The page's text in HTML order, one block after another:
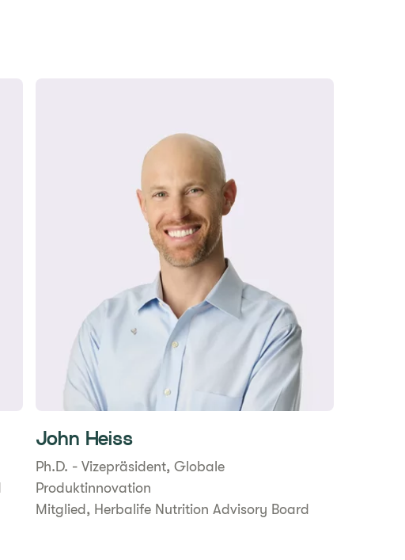
John Heiss
Ph.D. - Vizepräsident, Globale
Produktinnovation
Mitglied, Herbalife Nutrition Advisory Board